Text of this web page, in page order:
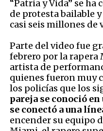
“Patria y Vida” se
de protesta bailable
casi seis millones de
Parte del video fue
febrero por la rapera
artista de
quienes fueron muy
los policías que los
pareja se conoció en
se conectó a una
encender su equipo